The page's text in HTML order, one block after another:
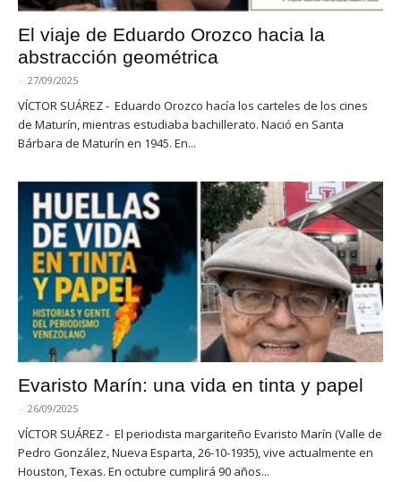
El viaje de Eduardo Orozco hacia la
abstracción geométrica
- 27/09/2025
VÍCTOR SUÁREZ - Eduardo Orozco hacía los carteles de los cines
de Maturín, mientras estudiaba bachillerato. Nació en Santa
Bárbara de Maturín en 1945. En...
Evaristo Marín: una vida en tinta y papel
- 26/09/2025
VÍCTOR SUÁREZ - El periodista margariteño Evaristo Marín (Valle de
Pedro González, Nueva Esparta, 26-10-1935), vive actualmente en
Houston, Texas. En octubre cumplirá 90 años...